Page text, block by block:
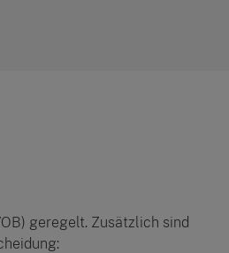
geregelt. Zusätzlich sind